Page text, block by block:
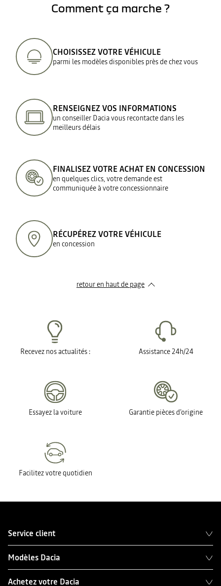
Comment ça marche ?
CHOISISSEZ VOTRE VÉHICULE
parmi les modèles disponibles près de chez vous
RENSEIGNEZ VOS INFORMATIONS
un conseiller Dacia vous recontacte dans les
meilleurs délais
FINALISEZ VOTRE ACHAT EN CONCESSION
en quelques clics, votre demande est
communiquée à votre concessionnaire
RÉCUPÉREZ VOTRE VÉHICULE
en concession
retour en haut de page​
Recevez nos actualités : Assistance 24h/24
Essayez la voiture Garantie pièces d'origine
Facilitez votre quotidien
Service client
Modèles Dacia
Achetez votre Dacia